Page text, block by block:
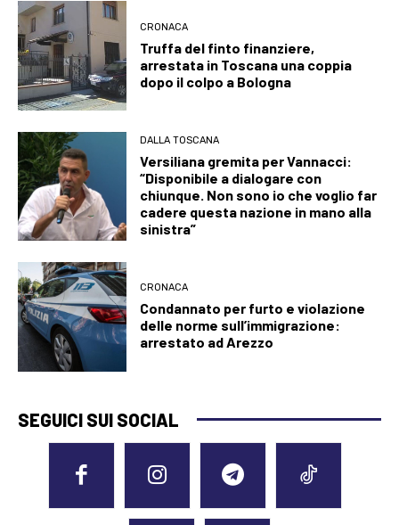
CRONACA
Truffa del finto finanziere,
arrestata in Toscana una coppia
dopo il colpo a Bologna
DALLA TOSCANA
Versiliana gremita per Vannacci:
“Disponibile a dialogare con
chiunque. Non sono io che voglio far
cadere questa nazione in mano alla
sinistra”
CRONACA
Condannato per furto e violazione
delle norme sull’immigrazione:
arrestato ad Arezzo
SEGUICI SUI SOCIAL